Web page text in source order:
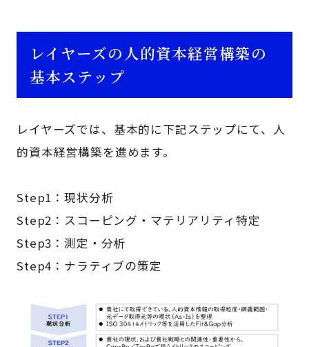
レイヤーズの人的資本経営構築の
基本ステップ
レイヤーズでは、基本的に下記ステップにて、人
的資本経営構築を進めます。
Step1：現状分析
Step2：スコーピング・マテリアリティ特定
Step3：測定・分析
Step4：ナラティブの策定